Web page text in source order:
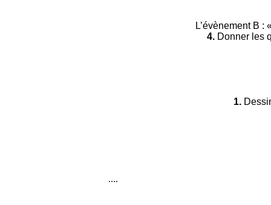
....
L’évènement B
4. Donner les
1.